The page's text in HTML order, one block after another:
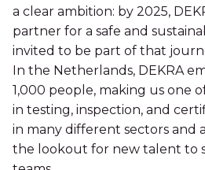
a clear ambition: by 2025,
partner for a safe and
invited to be part of that
In the Netherlands, DEKRA
1,000 people, making us one
in testing, inspection, and
in many different sectors and
the lookout for new talent to